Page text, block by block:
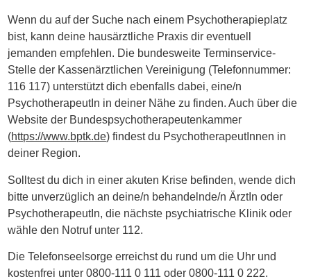
Wenn du auf der Suche nach einem Psychotherapieplatz
bist, kann deine hausärztliche Praxis dir eventuell
jemanden empfehlen. Die bundesweite Terminservice-
Stelle der Kassenärztlichen Vereinigung (Telefonnummer:
116 117) unterstützt dich ebenfalls dabei, eine/n
PsychotherapeutIn in deiner Nähe zu finden. Auch über die
Website der Bundespsychotherapeutenkammer
(https://www.bptk.de) findest du PsychotherapeutInnen in
deiner Region.
Solltest du dich in einer akuten Krise befinden, wende dich
bitte unverzüglich an deine/n behandelnde/n ÄrztIn oder
PsychotherapeutIn, die nächste psychiatrische Klinik oder
wähle den Notruf unter 112.
Die Telefonseelsorge erreichst du rund um die Uhr und
kostenfrei unter 0800-111 0 111 oder 0800-111 0 222.